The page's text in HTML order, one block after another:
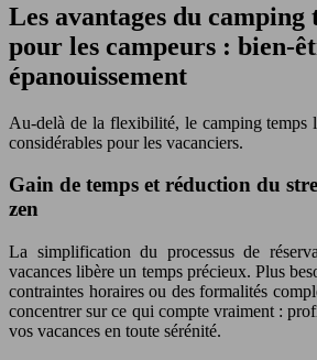
Les avantages du camping
pour les campeurs : bien-
épanouissement
Au-delà de la flexibilité, le camping temps
considérables pour les vacanciers.
Gain de temps et réduction du
zen
La simplification du processus de
vacances libère un temps précieux. Plus
contraintes horaires ou des formalités
concentrer sur ce qui compte vraiment :
vos vacances en toute sérénité.